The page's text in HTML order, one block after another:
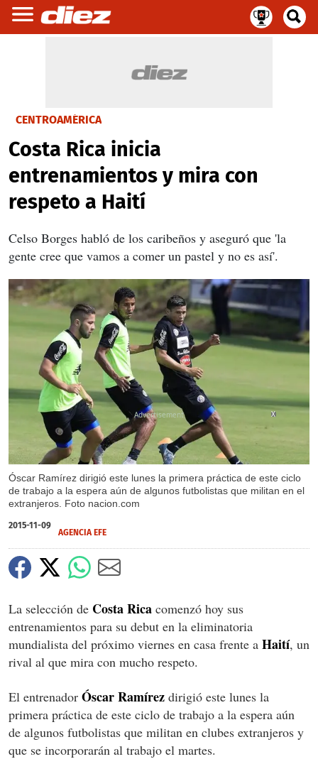
CENTROAMÉRICA
Costa Rica inicia
entrenamientos y mira con
respeto a Haití
Celso Borges habló de los caribeños y aseguró que 'la
gente cree que vamos a comer un pastel y no es así'.
Óscar Ramírez dirigió este lunes la primera práctica de este ciclo
de trabajo a la espera aún de algunos futbolistas que militan en el
extranjeros. Foto nacion.com
X
2015-11-09
AGENCIA EFE
La selección de Costa Rica comenzó hoy sus
entrenamientos para su debut en la eliminatoria
mundialista del próximo viernes en casa frente a Haití, un
rival al que mira con mucho respeto.
El entrenador Óscar Ramírez dirigió este lunes la
primera práctica de este ciclo de trabajo a la espera aún
de algunos futbolistas que militan en clubes extranjeros y
que se incorporarán al trabajo el martes.